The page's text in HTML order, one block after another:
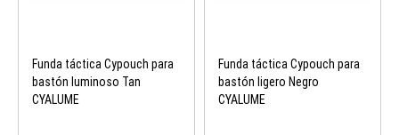
Funda táctica Cypouch para
bastón luminoso Tan
CYALUME
Funda táctica Cypouch para
bastón ligero Negro
CYALUME